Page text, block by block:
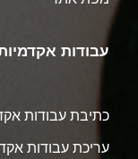
עבודות
כתיבת עבודות
עריכת עבודות